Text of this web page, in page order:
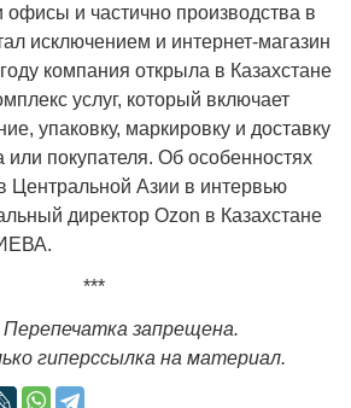
офисы и частично производства в
исключением и интернет-магазин
компания открыла в Казахстане
услуг, который включает
упаковку, маркировку и доставку
или покупателя. Об особенностях
Центральной Азии в интервью
директор Ozon в Казахстане
***
Перепечатка запрещена.
гиперссылка на материал.